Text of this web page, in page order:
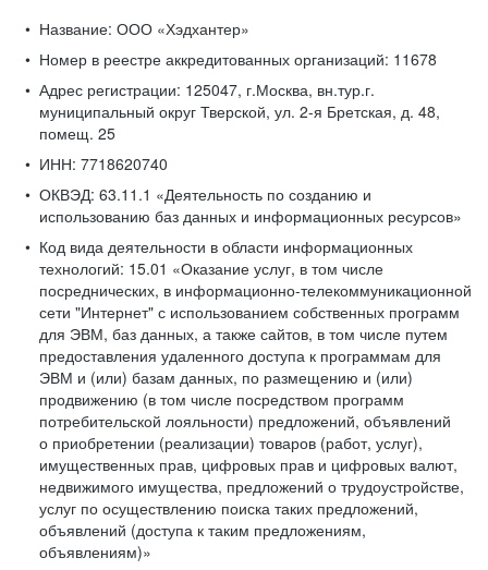
Название: ООО «Хэдхантер»
Номер в реестре аккредитованных организаций: 11678
Адрес регистрации: 125047, г.Москва, вн.тур.г.
муниципальный округ Тверской, ул. 2-я Бретская, д. 48,
помещ. 25
ИНН: 7718620740
ОКВЭД: 63.11.1 «Деятельность по созданию и
использованию баз данных и информационных ресурсов»
Код вида деятельности в области информационных
технологий: 15.01 «Оказание услуг, в том числе
посреднических, в информационно-телекоммуникационной
сети "Интернет" с использованием собственных программ
для ЭВМ, баз данных, а также сайтов, в том числе путем
предоставления удаленного доступа к программам для
ЭВМ и (или) базам данных, по размещению и (или)
продвижению (в том числе посредством программ
потребительской лояльности) предложений, объявлений
о приобретении (реализации) товаров (работ, услуг),
имущественных прав, цифровых прав и цифровых валют,
недвижимого имущества, предложений о трудоустройстве,
услуг по осуществлению поиска таких предложений,
объявлений (доступа к таким предложениям,
объявлениям)»